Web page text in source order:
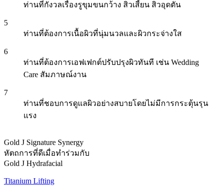
ท่านที่กังวลเรื่องรูขุมขนกว้าง สิวเสี้ยน สิวอุดตัน
5
ท่านที่ต้องการเนื้อผิวที่นุ่มนวลและผิวกระจ่างใส
6
ท่านที่ต้องการเอฟเฟกต์ปรับปรุงผิวทันที เช่น Wedding
Care สัมภาษณ์งาน
7
ท่านที่ชอบการดูแลผิวอย่างสบายโดยไม่มีการกระตุ้นรุน
แรง
Gold J Signature Synergy
หัตถการที่ดีเมื่อทำร่วมกับ
Gold J Hydrafacial
Titanium Lifting